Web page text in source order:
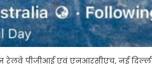
रेलवे पीजीआई एवं एनआरसीएच, नई